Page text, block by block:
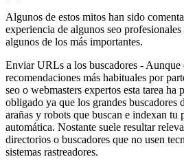
Algunos de estos mitos han sido
experiencia de algunos seo profesionales
algunos de los más importantes.
Enviar URLs a los buscadores - Aunque
recomendaciones más habituales por
seo o webmasters expertos esta tarea ha
obligado ya que los grandes buscadores
arañas y robots que buscan e indexan tu
automática. Nostante suele resultar
directorios o buscadores que no usen
sistemas rastreadores.